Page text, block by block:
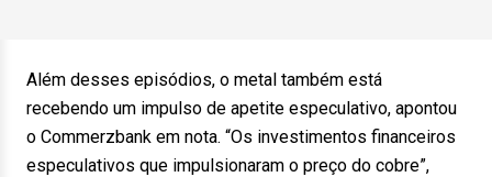
Além desses episódios, o metal também está
recebendo um impulso de apetite especulativo, apontou
o Commerzbank em nota. “Os investimentos financeiros
especulativos que impulsionaram o preço do cobre”,